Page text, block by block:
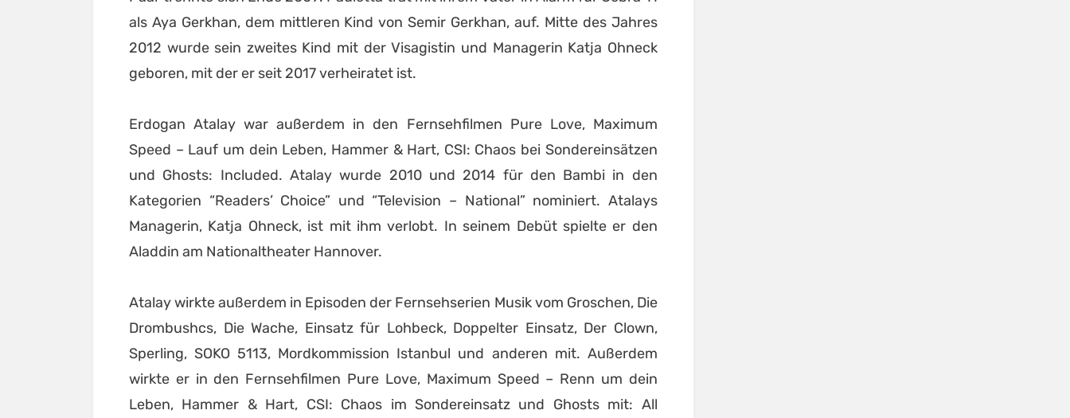
als Aya Gerkhan, dem mittleren Kind von Semir Gerkhan, auf. Mitte des Jahres
2012 wurde sein zweites Kind mit der Visagistin und Managerin Katja Ohneck
geboren, mit der er seit 2017 verheiratet ist.
Erdogan Atalay war außerdem in den Fernsehfilmen Pure Love, Maximum
Speed – Lauf um dein Leben, Hammer & Hart, CSI: Chaos bei Sondereinsätzen
und Ghosts: Included. Atalay wurde 2010 und 2014 für den Bambi in den
Kategorien “Readers’ Choice” und “Television – National” nominiert. Atalays
Managerin, Katja Ohneck, ist mit ihm verlobt. In seinem Debüt spielte er den
Aladdin am Nationaltheater Hannover.
Atalay wirkte außerdem in Episoden der Fernsehserien Musik vom Groschen, Die
Drombushcs, Die Wache, Einsatz für Lohbeck, Doppelter Einsatz, Der Clown,
Sperling, SOKO 5113, Mordkommission Istanbul und anderen mit. Außerdem
wirkte er in den Fernsehfilmen Pure Love, Maximum Speed – Renn um dein
Leben, Hammer & Hart, CSI: Chaos im Sondereinsatz und Ghosts mit: All